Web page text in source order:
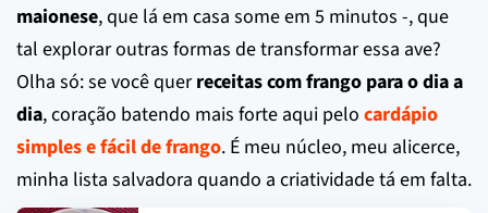
maionese, que lá em casa some em 5 minutos -, que
tal explorar outras formas de transformar essa ave?
Olha só: se você querreceitas com frango para o dia a
dia, coração batendo mais forte aqui pelo cardápio
simples e fácil de frango. É meu núcleo, meu alicerce,
minha lista salvadora quando a criatividade tá em falta.